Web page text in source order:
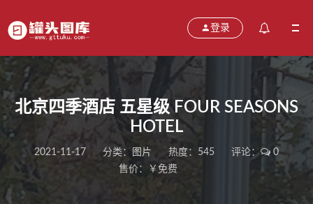
登录
北京四季酒店 五星级 FOUR SEASONS
HOTEL
2021-11-17 分类： 图片 热度：545 评论：
0
售价：￥免费